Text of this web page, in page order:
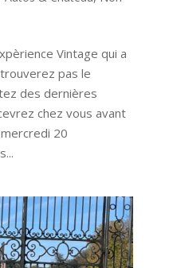
Vintage qui a
pas le
des dernières
chez vous avant
20